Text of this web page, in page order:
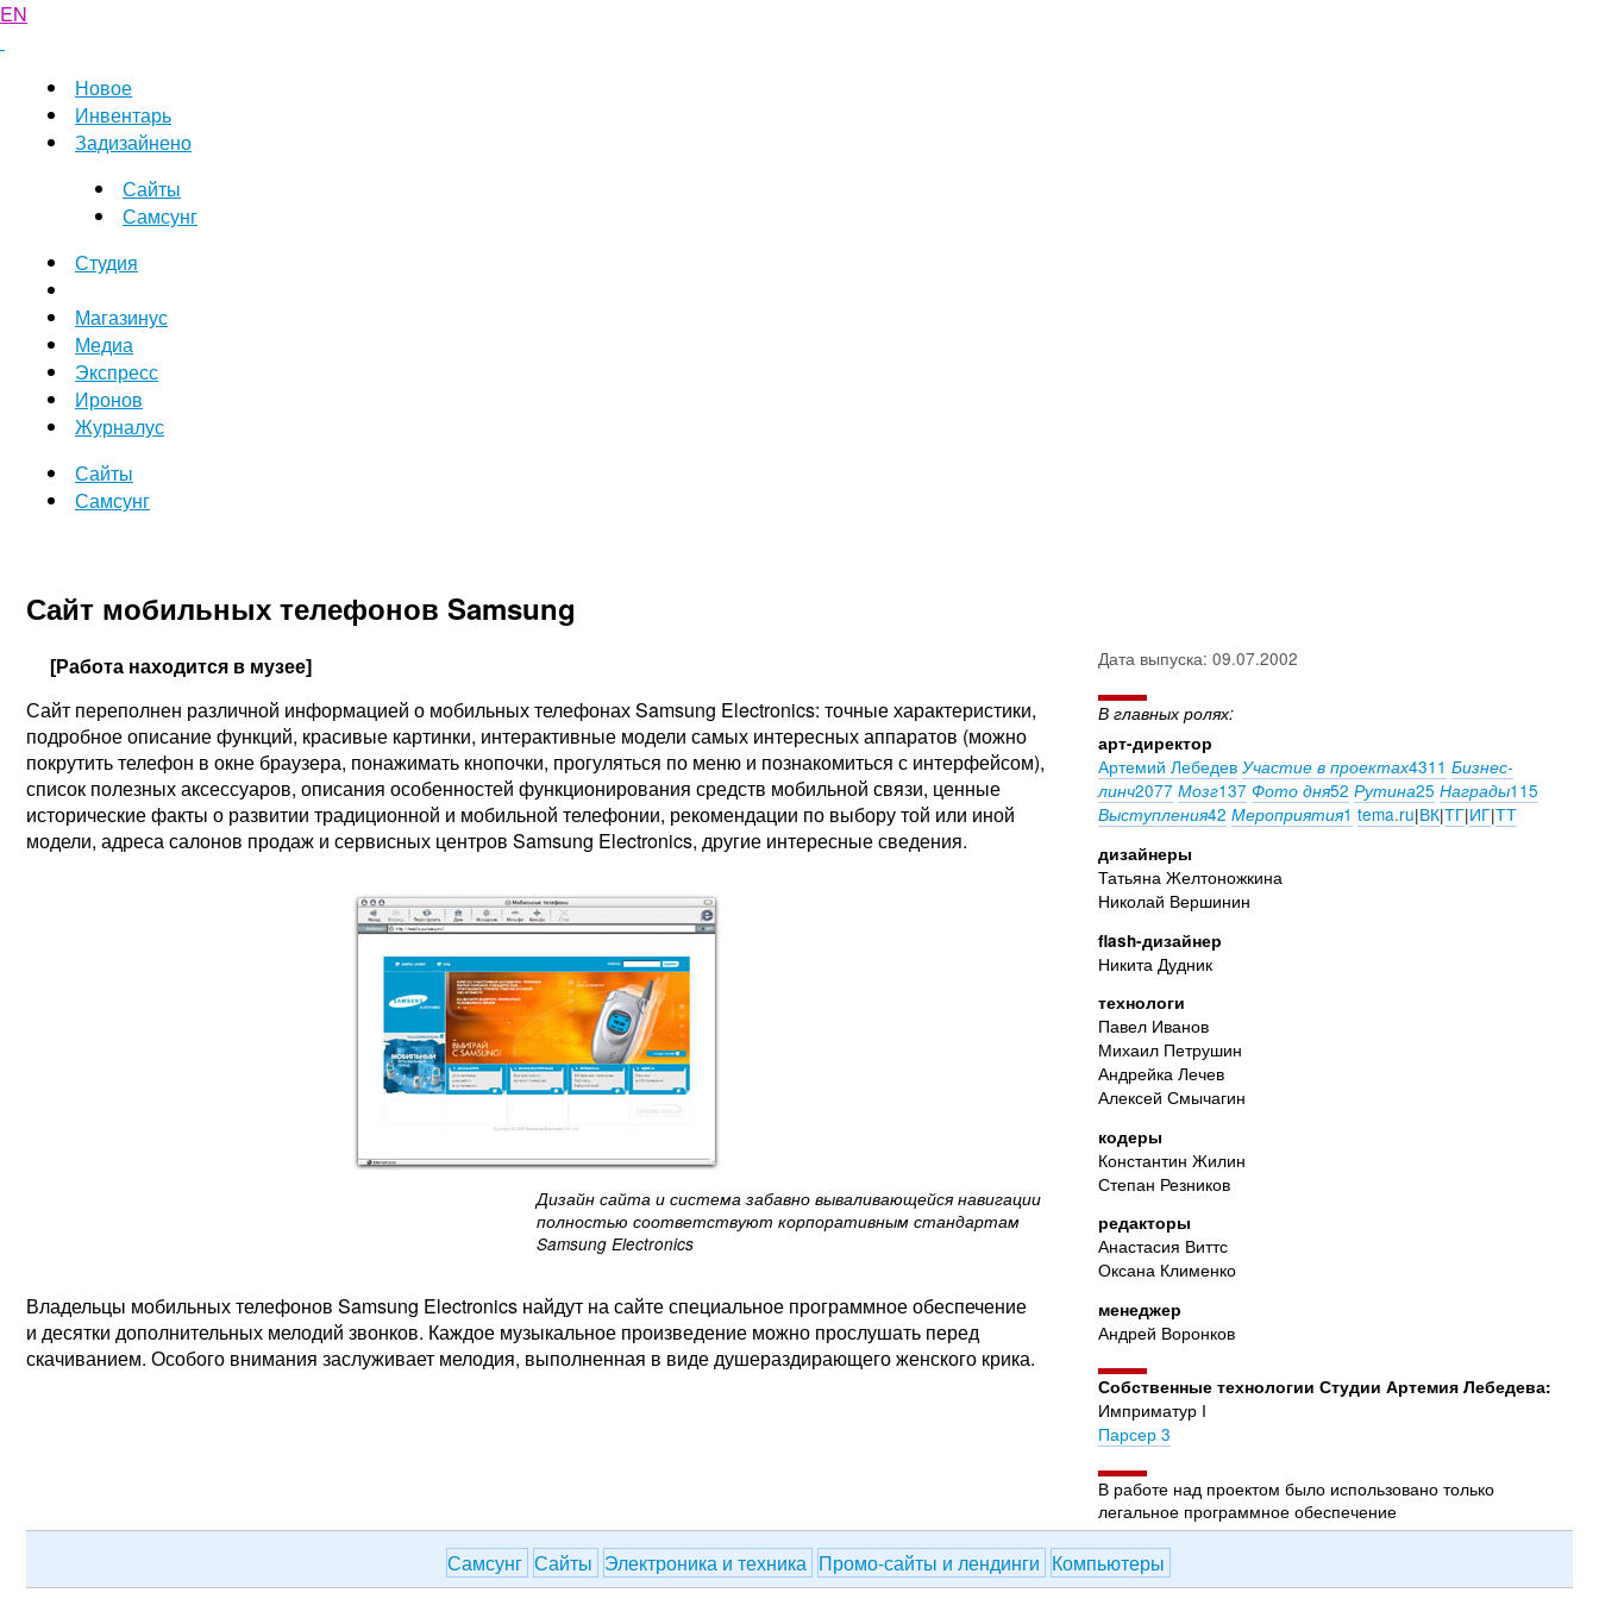
EN
Новое
Инвентарь
Задизайнено
Сайты
Самсунг
Студия
Магазинус
Медиа
Экспресс
Иронов
Журналус
Сайты
Самсунг
Сайт мобильных телефонов Samsung
[Работа находится в музее]
Сайт переполнен различной информацией о мобильных телефонах Samsung Electronics: точные характеристики,
подробное описание функций, красивые картинки, интерактивные модели самых интересных аппаратов (можно
покрутить телефон в окне браузера, понажимать кнопочки, прогуляться по меню и познакомиться с интерфейсом),
список полезных аксессуаров, описания особенностей функционирования средств мобильной связи, ценные
исторические факты о развитии традиционной и мобильной телефонии, рекомендации по выбору той или иной
модели, адреса салонов продаж и сервисных центров Samsung Electronics, другие интересные сведения.
Дизайн сайта и система забавно вываливающейся навигации
полностью соответствуют корпоративным стандартам
Samsung Electronics
Владельцы мобильных телефонов Samsung Electronics найдут на сайте специальное программное обеспечение
и десятки дополнительных мелодий звонков. Каждое музыкальное произведение можно прослушать перед
скачиванием. Особого внимания заслуживает мелодия, выполненная в виде душераздирающего женского крика.
Дата выпуска: 09.07.2002
В главных ролях:
арт-директор
Артемий Лебедев Участие в проектах4311 Бизнес-
линч2077 Мозг137 Фото дня52 Рутина25 Награды115
Выступления42 Мероприятия1 tema.ru|ВК|ТГ|ИГ|ТТ
дизайнеры
Татьяна Желтоножкина
Николай Вершинин
flash-дизайнер
Никита Дудник
технологи
Павел Иванов
Михаил Петрушин
Андрейка Лечев
Алексей Смычагин
кодеры
Константин Жилин
Степан Резников
редакторы
Анастасия Виттс
Оксана Клименко
менеджер
Андрей Воронков
Собственные технологии Студии Артемия Лебедева:
Имприматур I
Парсер 3
В работе над проектом было использовано только
легальное программное обеспечение
Самсунг Сайты Электроника и техника Промо-сайты и лендинги Компьютеры